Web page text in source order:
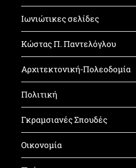
Ιωνιώτικες σελίδες
Κώστας Π. Παντελόγλου
Αρχιτεκτονική-Πολεοδομία
Πολιτική
Γκραμσιανές Σπουδές
Οικονομία